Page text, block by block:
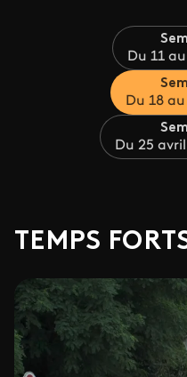
Du 11
Du 18
Du 25
TEMPS